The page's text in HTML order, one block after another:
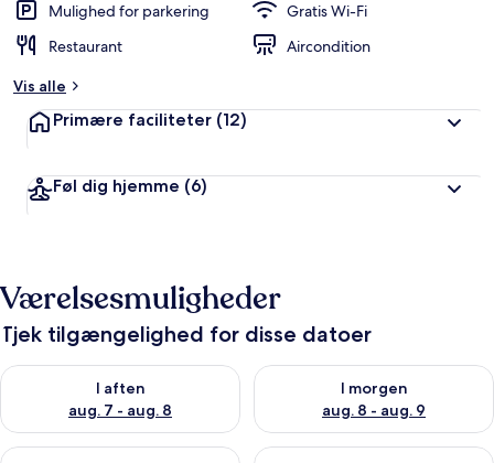
Mulighed for parkering
Gratis Wi-Fi
Restaurant
Aircondition
Vis alle
Primære faciliteter (12)
Føl dig hjemme (6)
Værelsesmuligheder
Tjek tilgængelighed for disse datoer
I aften
aug. 7 - aug. 8
Tjek tilgængelighed for i aften aug. 7 - aug. 8
I morgen
aug. 8 - aug. 9
Tjek tilgængelighed for i
Tjek tilgængelighed for denne weekend aug. 7 - aug. 9
Tjek tilgængelighed for næste